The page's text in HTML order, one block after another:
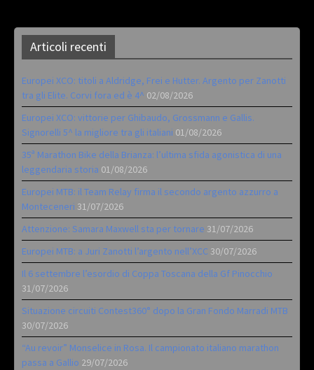
Articoli recenti
Europei XCO: titoli a Aldridge, Frei e Hutter. Argento per Zanotti
tra gli Elite. Corvi fora ed è 4^ 02/08/2026
Europei XCO: vittorie per Ghibaudo, Grossmann e Gallis.
Signorelli 5^ la migliore tra gli italiani 01/08/2026
35ª Marathon Bike della Brianza: l’ultima sfida agonistica di una
leggendaria storia 01/08/2026
Europei MTB: il Team Relay firma il secondo argento azzurro a
Monteceneri 31/07/2026
Attenzione: Samara Maxwell sta per tornare 31/07/2026
Europei MTB: a Juri Zanotti l’argento nell’XCC 30/07/2026
Il 6 settembre l’esordio di Coppa Toscana della Gf Pinocchio
31/07/2026
Situazione circuiti Contest360° dopo la Gran Fondo Marradi MTB
30/07/2026
“Au revoir” Monselice in Rosa. Il campionato italiano marathon
passa a Gallio 29/07/2026